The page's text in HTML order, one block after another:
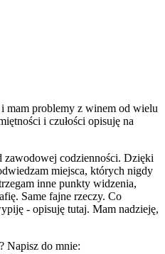
mam problemy z winem od wielu
i czułości opisuję na
zawodowej codzienności. Dzięki
miejsca, których nigdy
inne punkty widzenia,
Same fajne rzeczy. Co
- opisuję tutaj. Mam nadzieję,
Napisz do mnie: